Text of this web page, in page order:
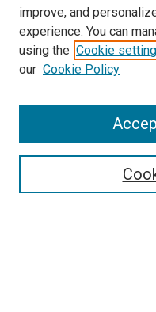
improve, and
experience. You can
using the Cookie
our Cookie Policy